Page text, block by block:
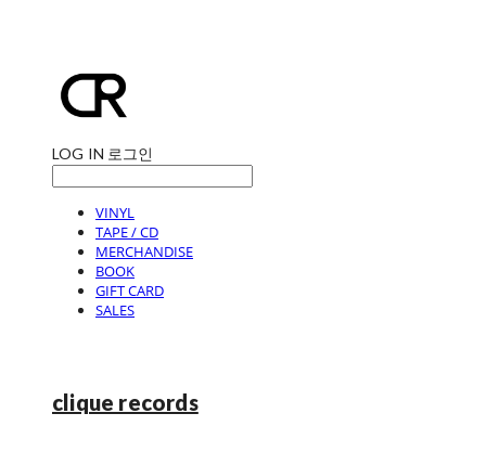
LOG IN 로그인
VINYL
TAPE / CD
MERCHANDISE
BOOK
GIFT CARD
SALES
clique records